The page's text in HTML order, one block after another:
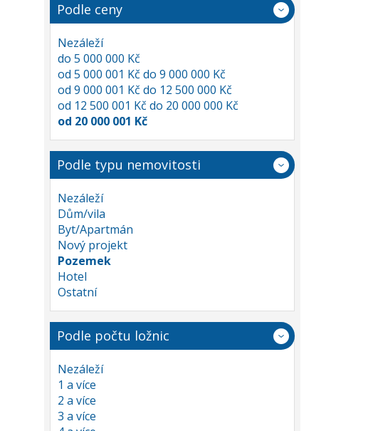
Podle ceny
Nezáleží
do 5 000 000 Kč
od 5 000 001 Kč do 9 000 000 Kč
od 9 000 001 Kč do 12 500 000 Kč
od 12 500 001 Kč do 20 000 000 Kč
od 20 000 001 Kč
Podle typu nemovitosti
Nezáleží
Dům/vila
Byt/Apartmán
Nový projekt
Pozemek
Hotel
Ostatní
Podle počtu ložnic
Nezáleží
1 a více
2 a více
3 a více